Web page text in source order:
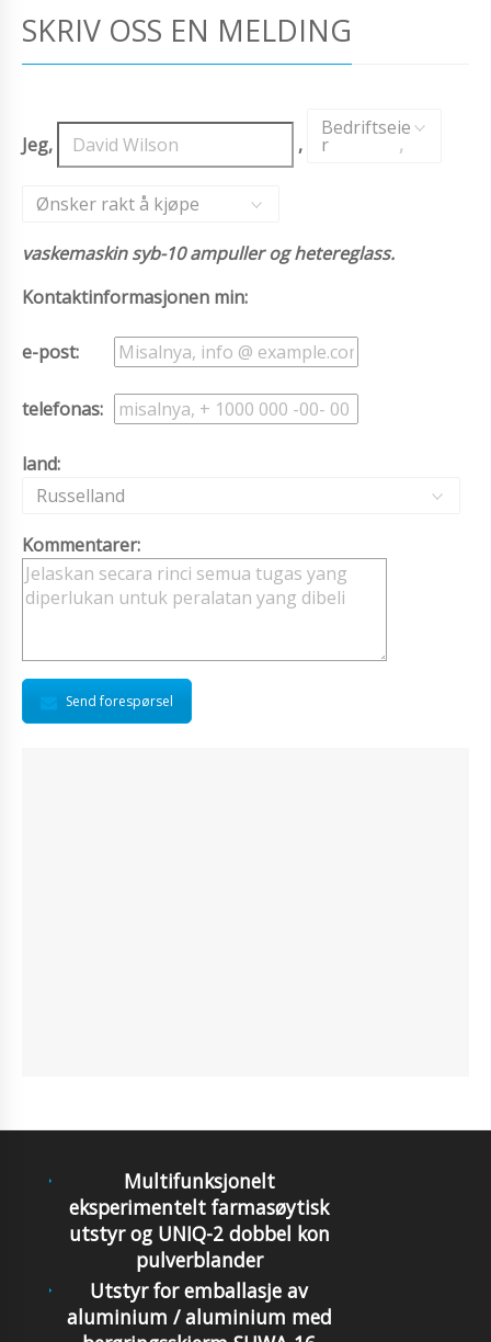
SKRIV OSS EN MELDING
Jeg, ,
Bedriftseie
r ,
Ønsker rakt å kjøpe
vaskemaskin syb-10 ampuller og hetereglass.
Kontaktinformasjonen min:
e-post:
telefonas:
land:
Russelland
Kommentarer:
Send forespørsel
Multifunksjonelt
eksperimentelt farmasøytisk
utstyr og UNIQ-2 dobbel kon
pulverblander
Utstyr for emballasje av
aluminium / aluminium med